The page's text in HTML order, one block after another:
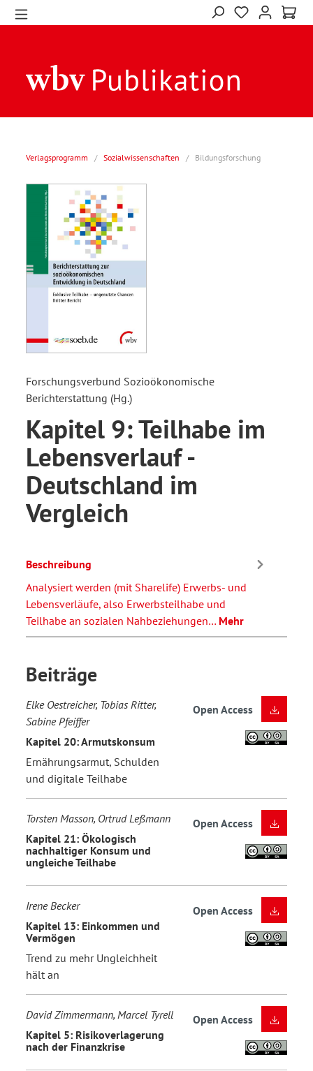
Verlagsprogramm / Sozialwissenschaften / Bildungsforschung
Forschungsverbund Sozioökonomische
Berichterstattung (Hg.)
Kapitel 9: Teilhabe im
Lebensverlauf -
Deutschland im
Vergleich
Beschreibung
Analysiert werden (mit Sharelife) Erwerbs- und
Lebensverläufe, also Erwerbsteilhabe und
Teilhabe an sozialen Nahbeziehungen… Mehr
Beiträge
Elke Oestreicher, Tobias Ritter,
Sabine Pfeiffer
Kapitel 20: Armutskonsum
Ernährungsarmut, Schulden
und digitale Teilhabe
Open Access
Torsten Masson, Ortrud Leßmann
Kapitel 21: Ökologisch
nachhaltiger Konsum und
ungleiche Teilhabe
Open Access
Irene Becker
Kapitel 13: Einkommen und
Vermögen
Trend zu mehr Ungleichheit
hält an
Open Access
David Zimmermann, Marcel Tyrell
Kapitel 5: Risikoverlagerung
nach der Finanzkrise
Open Access